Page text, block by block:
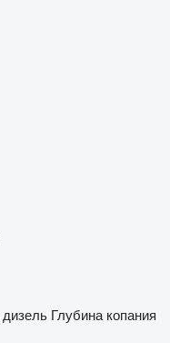
дизель Глубина копания